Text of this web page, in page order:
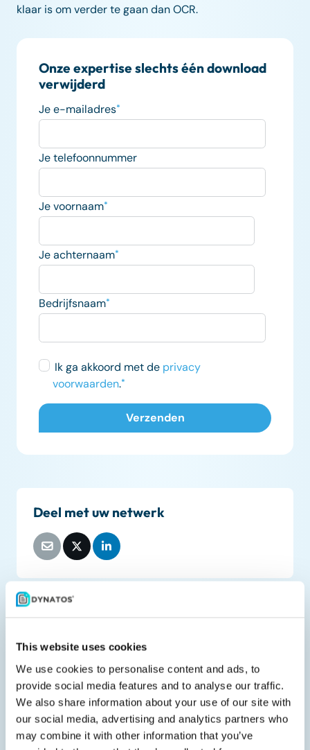
This website uses cookies
We use cookies to personalise content and ads, to
provide social media features and to analyse our traffic.
We also share information about your use of our site with
our social media, advertising and analytics partners who
may combine it with other information that you’ve
klaar is om verder te gaan dan OCR.
Onze expertise slechts één download
verwijderd
Je e-mailadres*
Je telefoonnummer
Je voornaam*
Je achternaam*
Bedrijfsnaam*
Ik ga akkoord met de privacy
voorwaarden.*
Deel met uw netwerk
Gerelateerde downloads